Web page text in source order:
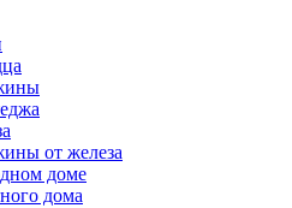
от железа
доме
дома